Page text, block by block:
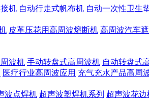
机 自动行走式帆布机 自动一次性卫生
皮革压花用高周波熔断机 高周波汽车
波机 手动转盘式高周波机 自动转盘式
医疗行业高周波应用 充气充水产品高周
波点焊机 超声波塑焊机系列 超声波花边